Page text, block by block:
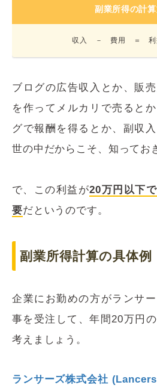
副業所得の計
収入 － 費用 ＝ 利益
ブログの広告収入とか、販
を作ってメルカリで売ると
グで報酬を得るとか、副収
世の中だからこそ、知ってお
で、この利益が20万円以下
要だというのです。
副業所得計算の具体例
企業にお勤めの方がランサ
事を受注して、年間20万円
考えましょう。
ランサーズ株式会社